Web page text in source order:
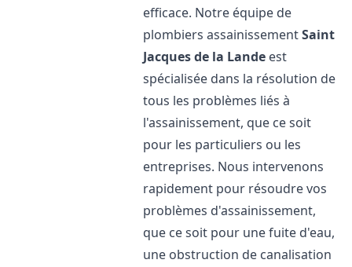
efficace. Notre équipe de
plombiers assainissementSaint
Jacques de la Lande est
spécialisée dans la résolution de
tous les problèmes liés à
l'assainissement, que ce soit
pour les particuliers ou les
entreprises. Nous intervenons
rapidement pour résoudre vos
problèmes d'assainissement,
que ce soit pour une fuite d'eau,
une obstruction de canalisation